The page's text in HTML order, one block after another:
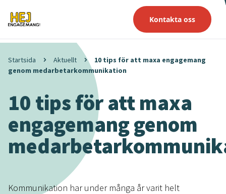
Kontakta oss
Startsida Aktuellt
10 tips för att maxa engagemang
genom medarbetarkommunikation
10 tips för att maxa
engagemang genom
Kommunikation har under många år varit helt